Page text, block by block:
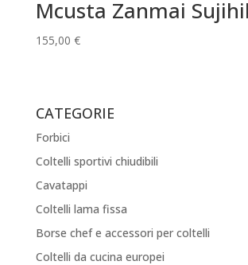
Mcusta Zanmai
155,00 €
CATEGORIE
Forbici
Coltelli sportivi chiudibili
Cavatappi
Coltelli lama fissa
Borse chef e accessori per coltelli
Coltelli da cucina europei